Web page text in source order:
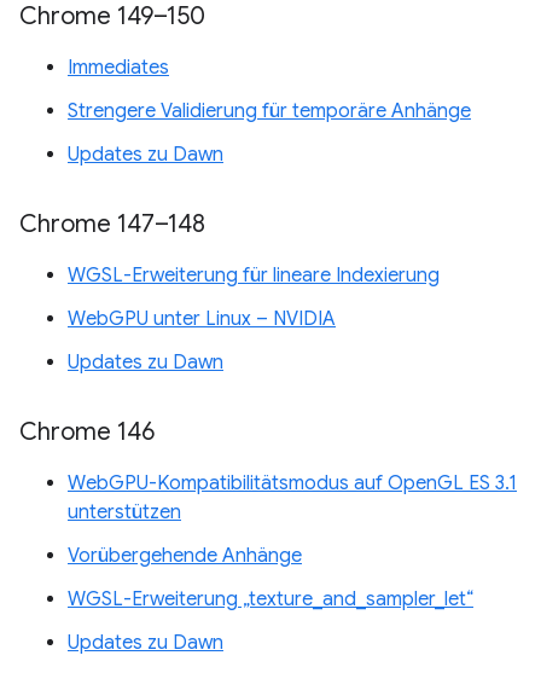
Chrome 149–150
Immediates
Strengere Validierung für temporäre Anhänge
Updates zu Dawn
Chrome 147–148
WGSL-Erweiterung für lineare Indexierung
WebGPU unter Linux – NVIDIA
Updates zu Dawn
Chrome 146
WebGPU-Kompatibilitätsmodus auf OpenGL ES 3.1
unterstützen
Vorübergehende Anhänge
WGSL-Erweiterung „texture_and_sampler_let“
Updates zu Dawn